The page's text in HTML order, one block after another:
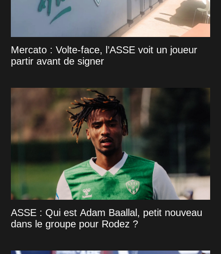
Mercato : Volte-face, l’ASSE voit un joueur
partir avant de signer
ASSE : Qui est Adam Baallal, petit nouveau
dans le groupe pour Rodez ?